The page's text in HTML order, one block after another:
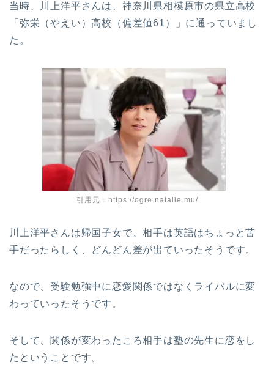
当時、川上洋平さんは、神奈川県相模原市の県立高校
「弥栄（やえい）高校（偏差値61）」に通っていまし
た。
引用元：https://ogre.natalie.mu/
川上洋平さんは帰国子女で、相手は英語はちょっと苦
手だったらしく、どんどん差が出ていったそうです。
なので、受験勉強中に恋愛関係ではなくライバルに変
わっていったそうです。
そして、関係が変わったころ相手は塾の先生に恋をし
たということです。